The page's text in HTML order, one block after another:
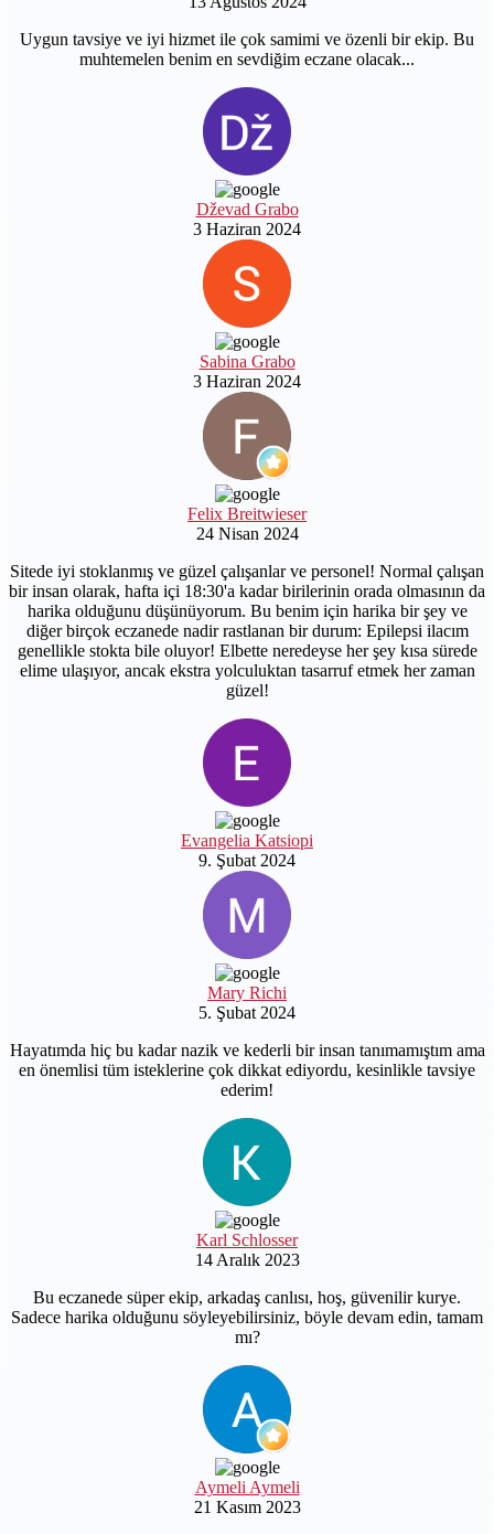
Uygun tavsiye ve iyi hizmet ile çok samimi ve özenli bir ekip. Bu
muhtemelen benim en sevdiğim eczane olacak...
Dževad Grabo
3 Haziran 2024
Sabina Grabo
3 Haziran 2024
Felix Breitwieser
24 Nisan 2024
Sitede iyi stoklanmış ve güzel çalışanlar ve personel! Normal çalışan
bir insan olarak, hafta içi 18:30'a kadar birilerinin orada olmasının da
harika olduğunu düşünüyorum. Bu benim için harika bir şey ve
diğer birçok eczanede nadir rastlanan bir durum: Epilepsi ilacım
genellikle stokta bile oluyor! Elbette neredeyse her şey kısa sürede
elime ulaşıyor, ancak ekstra yolculuktan tasarruf etmek her zaman
güzel!
Evangelia Katsiopi
9. Şubat 2024
Mary Richi
5. Şubat 2024
Hayatımda hiç bu kadar nazik ve kederli bir insan tanımamıştım ama
en önemlisi tüm isteklerine çok dikkat ediyordu, kesinlikle tavsiye
ederim!
Karl Schlosser
14 Aralık 2023
Bu eczanede süper ekip, arkadaş canlısı, hoş, güvenilir kurye.
Sadece harika olduğunu söyleyebilirsiniz, böyle devam edin, tamam
mı?
Aymeli Aymeli
21 Kasım 2023